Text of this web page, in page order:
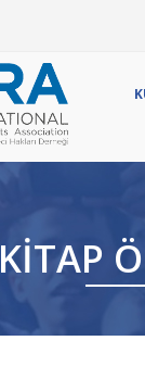
KİTAP